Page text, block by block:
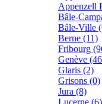
Appenzell
Bâle-
Bâle-Ville
Berne (11)
Fribourg
Genève
Glaris (2)
Grisons (0)
Jura (8)